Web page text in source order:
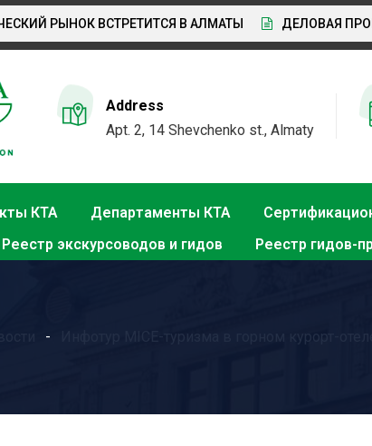
РЫНОК ВСТРЕТИТСЯ В АЛМАТЫ ДЕЛОВАЯ
Address
Apt. 2, 14 Shevchenko st., Almaty
КТА Департаменты КТА
Реестр экскурсоводов и гидов Реестр гидов-